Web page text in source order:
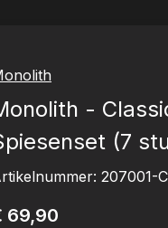
-
(7
207001-C
69,90